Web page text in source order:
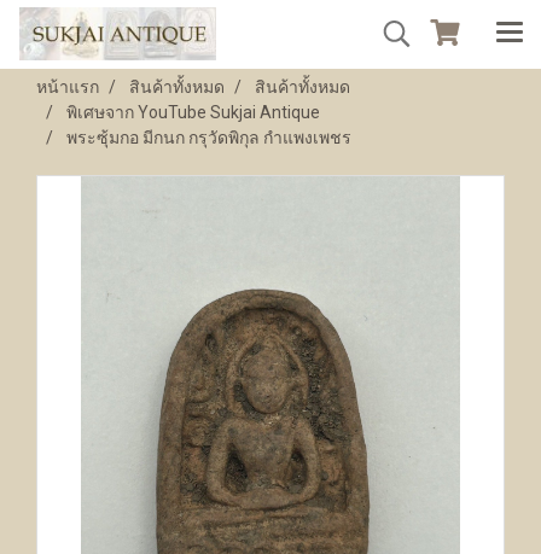
หน้าแรก สินค้าทั้งหมด
สินค้าทั้งหมด
พิเศษจาก YouTube Sukjai Antique
พระซุ้มกอ มีกนก กรุวัดพิกุล กำแพงเพชร